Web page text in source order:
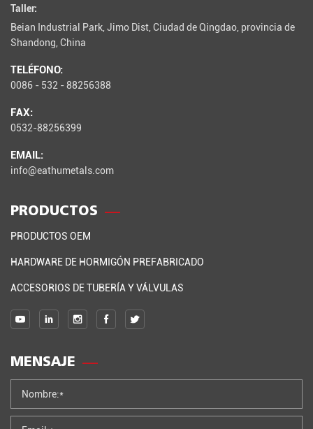
Taller:
Beian Industrial Park, Jimo Dist, Ciudad de Qingdao, provincia de
Shandong, China
TELÉFONO:
0086 - 532 - 88256388
FAX:
0532-88256399
EMAIL:
info@eathumetals.com
PRODUCTOS
PRODUCTOS OEM
HARDWARE DE HORMIGÓN PREFABRICADO
ACCESORIOS DE TUBERÍA Y VÁLVULAS
MENSAJE